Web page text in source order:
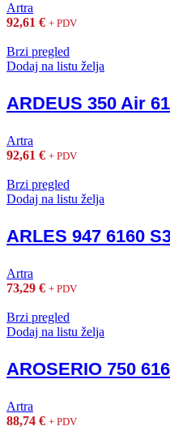
Artra
92,61 € + PDV
Brzi pregled
Dodaj na listu želja
ARDEUS 350 Air
Artra
92,61 € + PDV
Brzi pregled
Dodaj na listu želja
ARLES 947 6160
Artra
73,29 € + PDV
Brzi pregled
Dodaj na listu želja
AROSERIO 750
Artra
88,74 € + PDV